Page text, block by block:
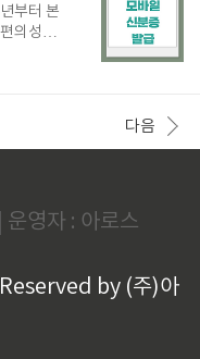
의 용도
괄 / 표제
링 이력
문에 건
부터 본
의성을
트폰 하
모두 이
할 수 있
주민등
운전면허
현재 전
다음
영자 : 아로스
by (주)아